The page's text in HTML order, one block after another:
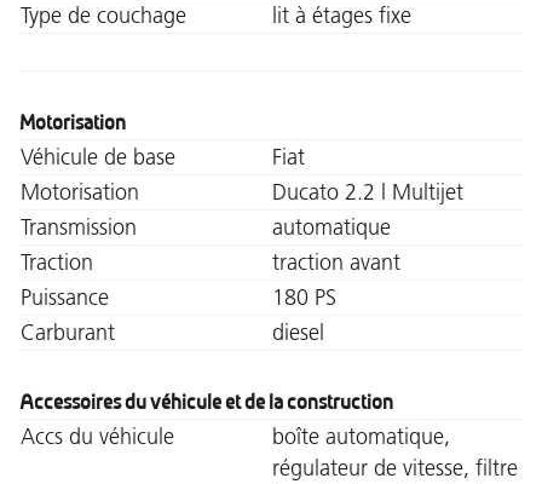
Type de couchage
lit à étages fixe
Motorisation
Véhicule de base
Fiat
Motorisation
Ducato 2.2 l Multijet
Transmission
automatique
Traction
traction avant
Puissance
180 PS
Carburant
diesel
Accessoires du véhicule et de la construction
Accs du véhicule
boîte automatique,
régulateur de vitesse, filtre